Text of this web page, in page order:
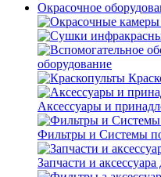
Окрасочное
оборудование
Аксессуары и
Фильтры и Системы
Запчасти и